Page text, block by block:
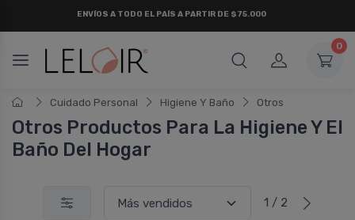
¡ HASTA 6 CUOTAS SIN INTERÉSY 18 CUOTAS FIJAS !
0
Cuidado Personal Higiene Y Baño Otros
Otros Productos Para La Higiene Y El
Baño Del Hogar
1 / 2